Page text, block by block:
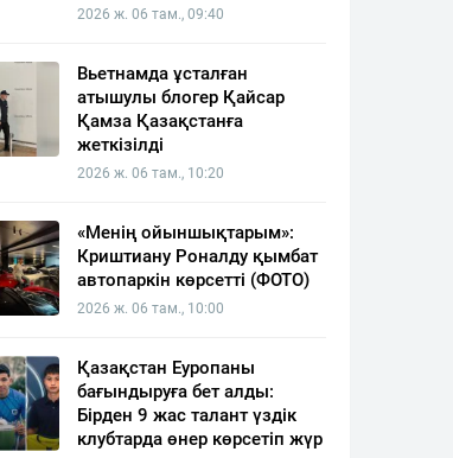
2026 ж. 06 там., 09:40
Вьетнамда ұсталған
атышулы блогер Қайсар
Қамза Қазақстанға
жеткізілді
2026 ж. 06 там., 10:20
«Менің ойыншықтарым»:
Криштиану Роналду қымбат
автопаркін көрсетті (ФОТО)
2026 ж. 06 там., 10:00
Қазақстан Еуропаны
бағындыруға бет алды:
Бірден 9 жас талант үздік
клубтарда өнер көрсетіп жүр